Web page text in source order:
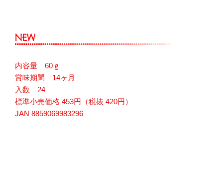
内容量 60ｇ
賞味期間 14ヶ月
入数 24
標準小売価格 453円（税抜 420円）
JAN 8859069983296